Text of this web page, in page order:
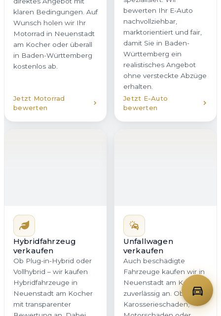
Jetzt Motorrad
bewerten
erhalten.
Jetzt E-Auto
Hybridfahrzeug
verkaufen
des Akkus. So erhalten
Sie in Baden-
Württemberg ein
stimmiges Angebot, das
dem tatsächlichen
Fahrzeugwert gerecht
wird.
Jetzt Hybrid
bewerten
Unfallwagen
ehrliche Einschätzung
und ein verbindliches
Angebot. Gerade beim
Verkauf von Unfallwagen
in Baden-Württemberg
ist Transparenz
entscheidend, und
genau dafür stehen wir.
Jetzt Unfallwagen
bewerten